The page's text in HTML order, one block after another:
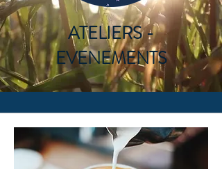
ATELIERS -
EVENEMENTS